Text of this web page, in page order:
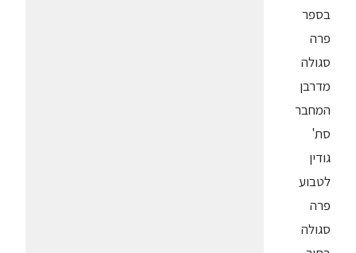
בספר
פרה
סגולה
מדרבן
המחבר
סת'
גודין
לטבוע
פרה
סגולה